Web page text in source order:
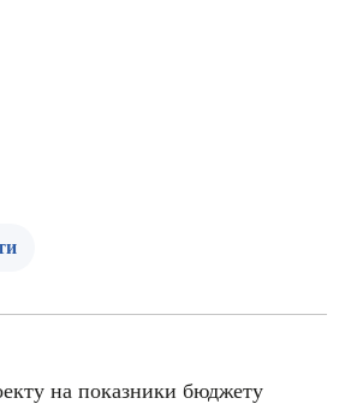
на показники бюджету